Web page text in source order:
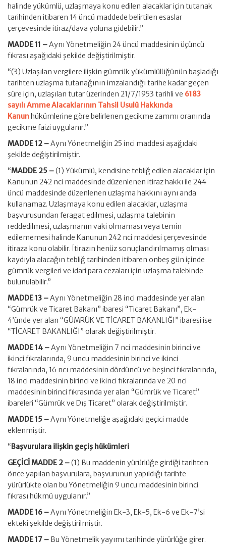
halinde yükümlü, uzlaşmaya konu edilen alacaklar için tutanak
tarihinden itibaren 14 üncü maddede belirtilen esaslar
çerçevesinde itiraz/dava yoluna gidebilir.”
MADDE 11 –Aynı Yönetmeliğin 24 üncü maddesinin üçüncü
fıkrası aşağıdaki şekilde değiştirilmiştir.
“(3) Uzlaşılan vergilere ilişkin gümrük yükümlülüğünün başladığı
tarihten uzlaşma tutanağının imzalandığı tarihe kadar geçen
süre için, uzlaşılan tutar üzerinden 21/7/1953 tarihli ve 6183
sayılı Amme Alacaklarının Tahsil Usulü Hakkında
Kanunhükümlerine göre belirlenen gecikme zammı oranında
gecikme faizi uygulanır.”
MADDE 12 –Aynı Yönetmeliğin 25 inci maddesi aşağıdaki
şekilde değiştirilmiştir.
“MADDE 25 –(1) Yükümlü, kendisine tebliğ edilen alacaklar için
Kanunun 242 nci maddesinde düzenlenen itiraz hakkı ile 244
üncü maddesinde düzenlenen uzlaşma hakkını aynı anda
kullanamaz. Uzlaşmaya konu edilen alacaklar, uzlaşma
başvurusundan feragat edilmesi, uzlaşma talebinin
reddedilmesi, uzlaşmanın vaki olmaması veya temin
edilememesi halinde Kanunun 242 nci maddesi çerçevesinde
itiraza konu olabilir. İtirazın henüz sonuçlandırılmamış olması
kaydıyla alacağın tebliğ tarihinden itibaren onbeş gün içinde
gümrük vergileri ve idari para cezaları için uzlaşma talebinde
bulunulabilir.”
MADDE 13 –Aynı Yönetmeliğin 28 inci maddesinde yer alan
“Gümrük ve Ticaret Bakanı” ibaresi “Ticaret Bakanı”, Ek-
4’ünde yer alan “GÜMRÜK VE TİCARET BAKANLIĞI” ibaresi ise
“TİCARET BAKANLIĞI” olarak değiştirilmiştir.
MADDE 14 –Aynı Yönetmeliğin 7 nci maddesinin birinci ve
ikinci fıkralarında, 9 uncu maddesinin birinci ve ikinci
fıkralarında, 16 ncı maddesinin dördüncü ve beşinci fıkralarında,
18 inci maddesinin birinci ve ikinci fıkralarında ve 20 nci
maddesinin birinci fıkrasında yer alan “Gümrük ve Ticaret”
ibareleri “Gümrük ve Dış Ticaret” olarak değiştirilmiştir.
MADDE 15 –Aynı Yönetmeliğe aşağıdaki geçici madde
eklenmiştir.
“Başvurulara ilişkin geçiş hükümleri
GEÇİCİ MADDE 2 –(1) Bu maddenin yürürlüğe girdiği tarihten
önce yapılan başvurulara, başvurunun yapıldığı tarihte
yürürlükte olan bu Yönetmeliğin 9 uncu maddesinin birinci
fıkrası hükmü uygulanır.”
MADDE 16 –Aynı Yönetmeliğin Ek-3, Ek-5, Ek-6 ve Ek-7’si
ekteki şekilde değiştirilmiştir.
MADDE 17 – Bu Yönetmelik yayımı tarihinde yürürlüğe girer.